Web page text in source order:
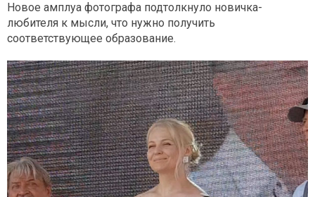
Новое амплуа фотографа подтолкнуло новичка-
любителя к мысли, что нужно получить
соответствующее образование.